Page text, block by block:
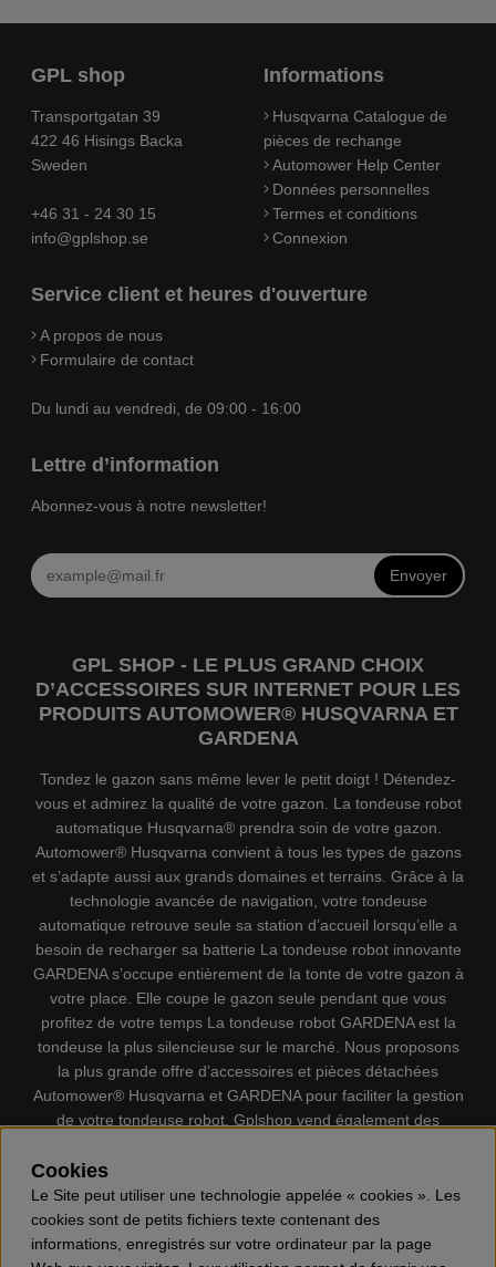
GPL shop
Transportgatan 39
422 46 Hisings Backa
Sweden
+46 31 - 24 30 15
info@gplshop.se
Informations
Husqvarna Catalogue de
pièces de rechange
Automower Help Center
Données personnelles
Termes et conditions
Connexion
Service client et heures d'ouverture
A propos de nous
Formulaire de contact
Du lundi au vendredi, de 09:00 - 16:00
Lettre d’information
Abonnez-vous à notre newsletter!
Envoyer
GPL SHOP - LE PLUS GRAND CHOIX
D’ACCESSOIRES SUR INTERNET POUR LES
PRODUITS AUTOMOWER® HUSQVARNA ET
GARDENA
Tondez le gazon sans même lever le petit doigt ! Détendez-
vous et admirez la qualité de votre gazon. La tondeuse robot
automatique Husqvarna® prendra soin de votre gazon.
Automower® Husqvarna convient à tous les types de gazons
et s’adapte aussi aux grands domaines et terrains. Grâce à la
technologie avancée de navigation, votre tondeuse
automatique retrouve seule sa station d’accueil lorsqu’elle a
besoin de recharger sa batterie La tondeuse robot innovante
GARDENA s’occupe entièrement de la tonte de votre gazon à
votre place. Elle coupe le gazon seule pendant que vous
profitez de votre temps La tondeuse robot GARDENA est la
tondeuse la plus silencieuse sur le marché. Nous proposons
la plus grande offre d’accessoires et pièces détachées
Automower® Husqvarna et GARDENA pour faciliter la gestion
de votre tondeuse robot. Gplshop vend également des
individuel, Coupe-bordures, Débroussailleuses, Taille haies,
Motoculteurs, Souffleur, Souffleuses à neige, Nettoyeurs
haute pression, Aspirateur, Découpeuses, Haches, Outils
forestiers, Lubrifiants, Carburants, Jouets ETC.
Cookies
Le Site peut utiliser une technologie appelée « cookies ». Les
cookies sont de petits fichiers texte contenant des
informations, enregistrés sur votre ordinateur par la page